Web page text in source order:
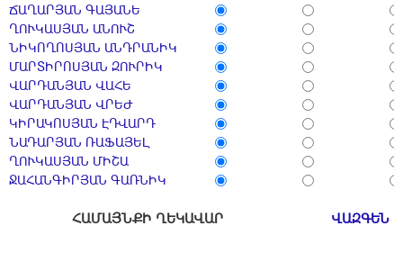
ՃԱՂԱՐՅԱՆ ԳԱՅԱՆԵ
ՂՈՒԿԱՍՅԱՆ ԱՆՈՒՇ
ՆԻԿՈՂՈՍՅԱՆ ԱՆԴՐԱՆԻԿ
ՄԱՐՏԻՐՈՍՅԱՆ ԶՈՒՐԻԿ
ՎԱՐԴԱՆՅԱՆ ՎԱՀԵ
ՎԱՐԴԱՆՅԱՆ ՎՐԵԺ
ԿԻՐԱԿՈՍՅԱՆ ԷԴՎԱՐԴ
ՆԱԴԱՐՅԱՆ ՌԱՖԱՅԵԼ
ՂՈՒԿԱՍՅԱՆ ՄԻՇԱ
ՋԱՀԱՆԳԻՐՅԱՆ ԳԱՌՆԻԿ
ՀԱՄԱՅՆՔԻ ՂԵԿԱՎԱՐ ՎԱԶԳԵՆ